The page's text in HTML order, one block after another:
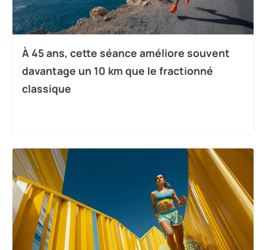
À 45 ans, cette séance améliore souvent
davantage un 10 km que le fractionné
classique